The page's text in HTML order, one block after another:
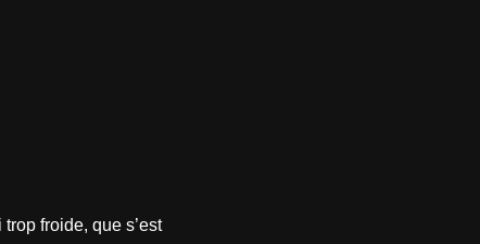
froide, que s’est